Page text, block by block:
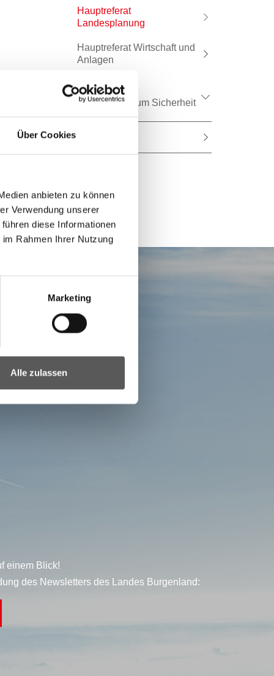
Über Cookies
anbieten zu können
Verwendung unserer
diese Informationen
Rahmen Ihrer Nutzung
Marketing
Alle zulassen
Hauptreferat
Landesplanung
Hauptreferat Wirtschaft und
Anlagen
Abteilung 8 –
Kompetenzzentrum Sicherheit
Kontakt
einem Blick!
des Newsletters des Landes Burgenland: